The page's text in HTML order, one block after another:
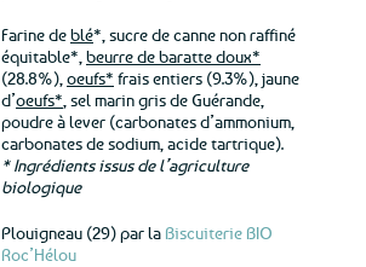
Farine deblé*, sucre de canne non raffiné
équitable*, beurre de baratte doux*
(28.8%), oeufs* frais entiers (9.3%), jaune
d’oeufs* , sel marin gris de Guérande,
poudre à lever (carbonates d’ammonium,
carbonates de sodium, acide tartrique).
* Ingrédients issus de l’agriculture
biologique
Plouigneau (29) par la Biscuiterie BIO
Roc’Hélou